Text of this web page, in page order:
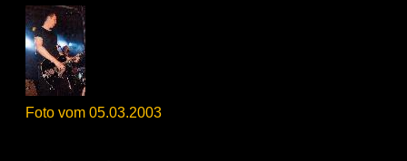
Foto vom 05.03.2003